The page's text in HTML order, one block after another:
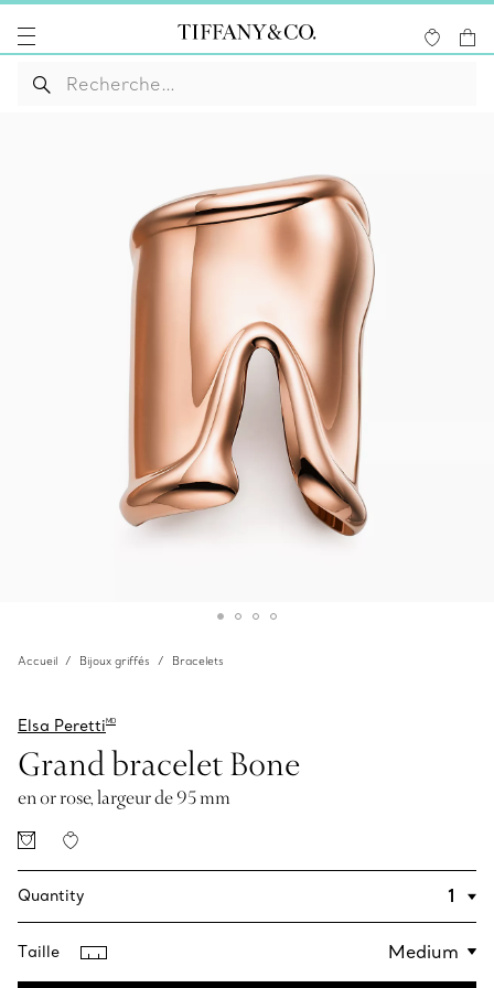
Accueil Bijoux griffés Bracelets
Elsa PerettiMD
Grand bracelet Bone
en or rose, largeur de 95 mm
Quantity
Taille